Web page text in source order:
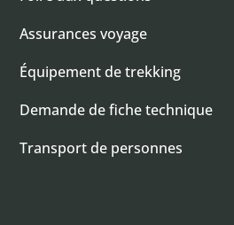
Assurances voyage
Équipement de trekking
Demande de fiche technique
Transport de personnes